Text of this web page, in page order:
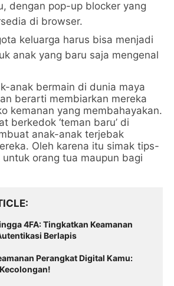
dengan pop-up blocker yang
di browser.
keluarga harus bisa menjadi
anak yang baru saja mengenal
anak bermain di dunia maya
berarti membiarkan mereka
kemanan yang membahayakan.
berkedok ‘teman baru’ di
anak-anak terjebak
Oleh karena itu simak tips-
orang tua maupun bagi
4FA: Tingkatkan Keamanan
Berlapis
Perangkat Digital Kamu: